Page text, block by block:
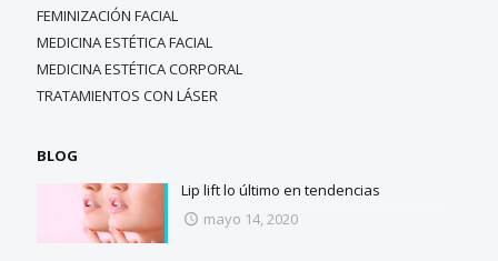
FEMINIZACIÓN FACIAL
MEDICINA ESTÉTICA FACIAL
MEDICINA ESTÉTICA CORPORAL
TRATAMIENTOS CON LÁSER
BLOG
Lip lift lo último en tendencias
mayo 14, 2020